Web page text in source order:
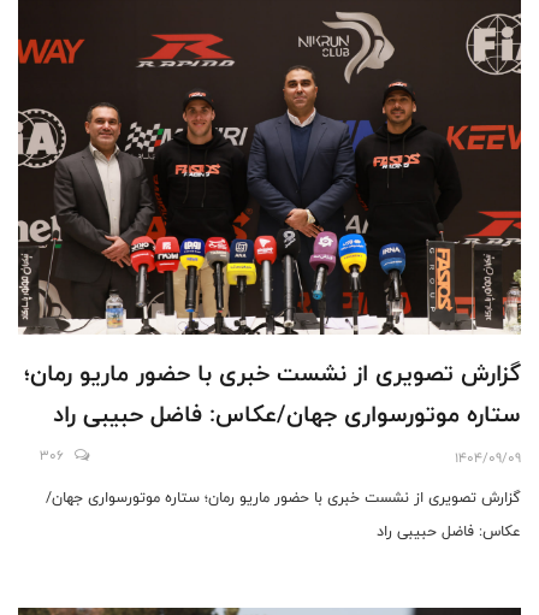
گزارش تصویری از نشست خبری با حضور ماریو رمان؛
ستاره موتورسواری جهان/عکاس: فاضل حبیبی راد
1404/09/09
306
گزارش تصویری از نشست خبری با حضور ماریو رمان؛ ستاره موتورسواری جهان/
عکاس: فاضل حبیبی راد